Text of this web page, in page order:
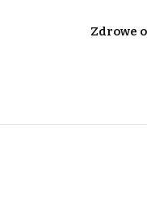
Zdrowe